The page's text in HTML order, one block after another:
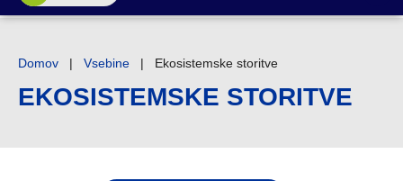
Domov | Vsebine | Ekosistemske storitve
EKOSISTEMSKE STORITVE